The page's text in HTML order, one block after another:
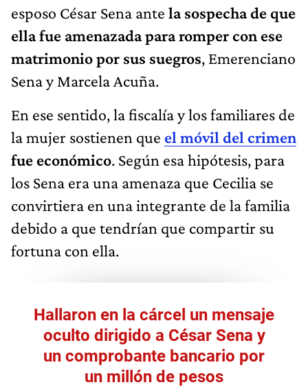
esposo César Sena ante la sospecha de que
ella fue amenazada para romper con ese
matrimonio por sus suegros, Emerenciano
Sena y Marcela Acuña.
En ese sentido, la fiscalía y los familiares de
la mujer sostienen que el móvil del crimen
fue económico. Según esa hipótesis, para
los Sena era una amenaza que Cecilia se
convirtiera en una integrante de la familia
debido a que tendrían que compartir su
fortuna con ella.
Hallaron en la cárcel un mensaje
oculto dirigido a César Sena y
un comprobante bancario por
un millón de pesos